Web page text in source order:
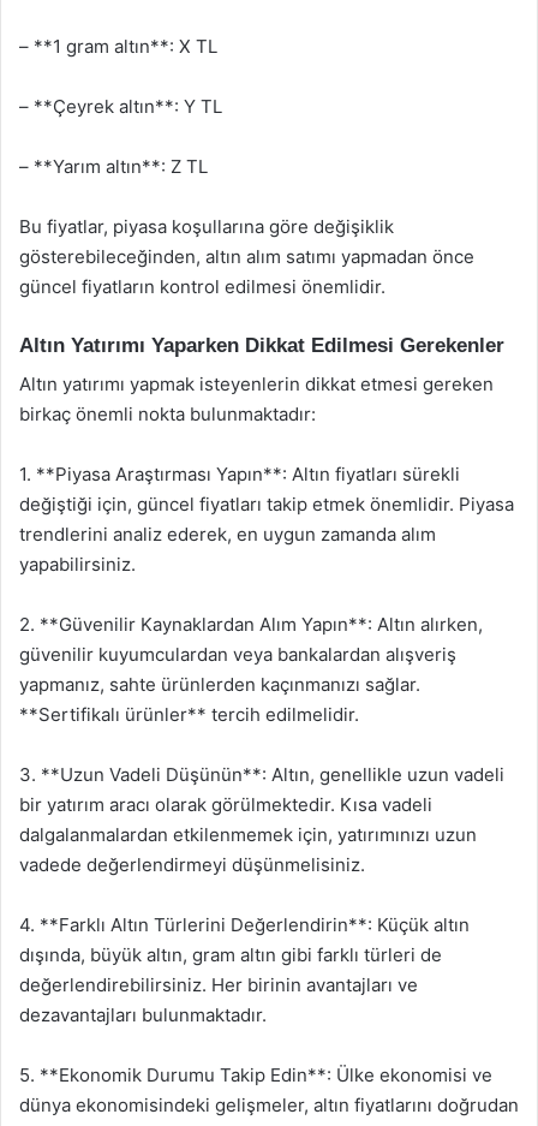
– **1 gram altın**: X TL
– **Çeyrek altın**: Y TL
– **Yarım altın**: Z TL
Bu fiyatlar, piyasa koşullarına göre değişiklik
gösterebileceğinden, altın alım satımı yapmadan önce
güncel fiyatların kontrol edilmesi önemlidir.
Altın Yatırımı Yaparken Dikkat Edilmesi Gerekenler
Altın yatırımı yapmak isteyenlerin dikkat etmesi gereken
birkaç önemli nokta bulunmaktadır:
1. **Piyasa Araştırması Yapın**: Altın fiyatları sürekli
değiştiği için, güncel fiyatları takip etmek önemlidir. Piyasa
trendlerini analiz ederek, en uygun zamanda alım
yapabilirsiniz.
2. **Güvenilir Kaynaklardan Alım Yapın**: Altın alırken,
güvenilir kuyumculardan veya bankalardan alışveriş
yapmanız, sahte ürünlerden kaçınmanızı sağlar.
**Sertifikalı ürünler** tercih edilmelidir.
3. **Uzun Vadeli Düşünün**: Altın, genellikle uzun vadeli
bir yatırım aracı olarak görülmektedir. Kısa vadeli
dalgalanmalardan etkilenmemek için, yatırımınızı uzun
vadede değerlendirmeyi düşünmelisiniz.
4. **Farklı Altın Türlerini Değerlendirin**: Küçük altın
dışında, büyük altın, gram altın gibi farklı türleri de
değerlendirebilirsiniz. Her birinin avantajları ve
dezavantajları bulunmaktadır.
5. **Ekonomik Durumu Takip Edin**: Ülke ekonomisi ve
dünya ekonomisindeki gelişmeler, altın fiyatlarını doğrudan